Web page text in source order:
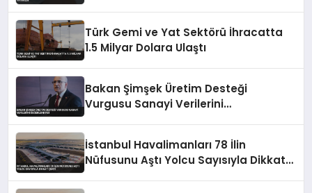
Türk Gemi ve Yat Sektörü İhracatta
1.5 Milyar Dolara Ulaştı
Bakan Şimşek Üretim Desteği
Vurgusu Sanayi Verilerini
İstanbul Havalimanları 78 İlin
Nüfusunu Aştı Yolcu Sayısıyla Dikkat